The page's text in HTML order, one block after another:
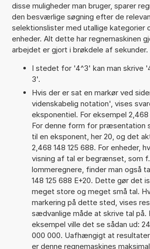
disse muligheder man bruger, sparer
den besværlige søgning efter de
selektionslister med utallige kategorier
enheder. Alt dette har regnemaskinen
arbejdet er gjort i brøkdele af sekunder.
I stedet for '4^3' kan man skrive
3'.
Hvis der er sat en markør ved
videnskabelig notation', vises
eksponentiel. For eksempel 2,468
For denne form for præsentation
til en eksponent, her 20, og det
2,468 148 125 688. For enheder,
visning af tal er begrænset, som
lommeregnere, finder man også
148 125 688 E+20. Dette gør
meget store og meget små tal.
markering på dette sted, vises
sædvanlige måde at skrive tal på.
eksempel ville det se sådan ud:
000 000. Uafhængigt at
er denne regnemaskines